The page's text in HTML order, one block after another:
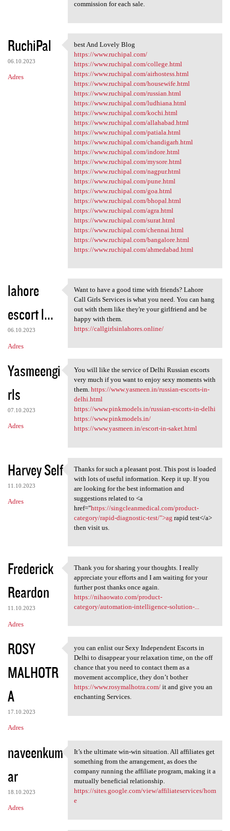
commission for each sale.
RuchiPal
06.10.2023
Adres
best And Lovely Blog
best And Lovely Blog
https://www.ruchipal.com/
https://www.ruchipal.com/college.html
https://www.ruchipal.com/airhostess.html
https://www.ruchipal.com/housewife.html
https://www.ruchipal.com/russian.html
https://www.ruchipal.com/ludhiana.html
https://www.ruchipal.com/kochi.html
https://www.ruchipal.com/allahabad.html
https://www.ruchipal.com/patiala.html
https://www.ruchipal.com/chandigarh.html
https://www.ruchipal.com/indore.html
https://www.ruchipal.com/mysore.html
https://www.ruchipal.com/nagpur.html
https://www.ruchipal.com/pune.html
https://www.ruchipal.com/goa.html
https://www.ruchipal.com/bhopal.html
https://www.ruchipal.com/agra.html
https://www.ruchipal.com/surat.html
https://www.ruchipal.com/chennai.html
https://www.ruchipal.com/bangalore.html
https://www.ruchipal.com/ahmedabad.html
lahore
escort l...
06.10.2023
Adres
Want to have a good time with
Want to have a good time with friends? Lahore
Call Girls Services is what you need. You can hang
out with them like they're your girlfriend and be
happy with them.
https://callgirlsinlahores.online/
Yasmeengi
rls
07.10.2023
Adres
You will like the service of
You will like the service of Delhi Russian escorts
very much if you want to enjoy sexy moments with
them. https://www.yasmeen.in/russian-escorts-in-
delhi.html
https://www.pinkmodels.in/russian-escorts-in-delhi
https://www.pinkmodels.in/
https://www.yasmeen.in/escort-in-saket.html
Harvey Self
11.10.2023
Adres
Thanks for such a pleasant
Thanks for such a pleasant post. This post is loaded
with lots of useful information. Keep it up. If you
are looking for the best information and
suggestions related to <a
href="https://singcleanmedical.com/product-
category/rapid-diagnostic-test/">ag rapid test</a>
then visit us.
Frederick
Reardon
11.10.2023
Adres
Thank you for sharing your
Thank you for sharing your thoughts. I really
appreciate your efforts and I am waiting for your
further post thanks once again.
https://nihaowato.com/product-
category/automation-intelligence-solution-...
ROSY
MALHOTR
A
17.10.2023
Adres
you can enlist our Sexy
you can enlist our Sexy Independent Escorts in
Delhi to disappear your relaxation time, on the off
chance that you need to contact them as a
movement accomplice, they don’t bother
https://www.rosymalhotra.com/it and give you an
enchanting Services.
naveenkum
ar
18.10.2023
Adres
It’s the ultimate win-win
It’s the ultimate win-win situation. All affiliates get
something from the arrangement, as does the
company running the affiliate program, making it a
mutually beneficial relationship.
https://sites.google.com/view/affiliateservices/hom
e